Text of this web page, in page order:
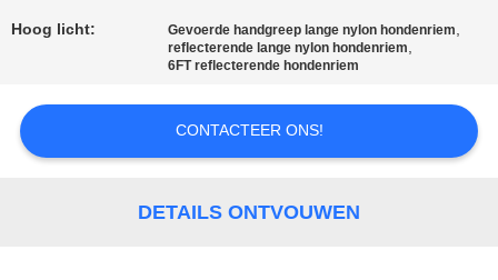
Hoog licht: Gevoerde handgreep lange nylon hondenriem,
reflecterende lange nylon hondenriem,
6FT reflecterende hondenriem
CONTACTEER ONS!
DETAILS ONTVOUWEN